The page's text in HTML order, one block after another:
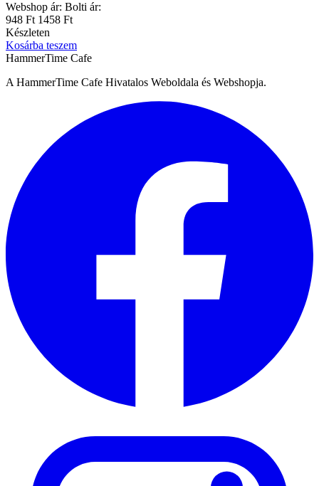
Webshop ár: Bolti ár:
948 Ft 1458 Ft
Készleten
Kosárba teszem
HammerTime Cafe
A HammerTime Cafe Hivatalos Weboldala és Webshopja.